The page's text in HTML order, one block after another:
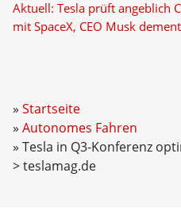
Aktuell: Tesla prüft angeblich
mit SpaceX, CEO Musk
Startseite
Autonomes Fahren
Tesla in Q3-Konferenz
> teslamag.de